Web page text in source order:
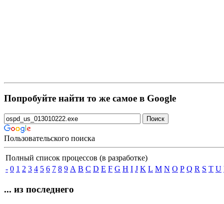
Попробуйте найти то же самое в Google
Пользовательского поиска
Полный список процессов (в разработке)
- 0 1 2 3 4 5 6 7 8 9 A B C D E F G H I J K L M N O P Q R S T U
... из последнего